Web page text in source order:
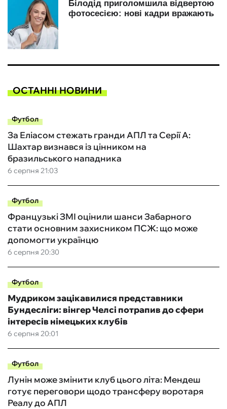
ОСТАННІ НОВИНИ
Футбол
6 серпня 21:03
За Еліасом стежать гранди АПЛ та Серії А:
Шахтар визнався із цінником на
бразильського нападника
Футбол
6 серпня 20:30
Французькі ЗМІ оцінили шанси Забарного
стати основним захисником ПСЖ: що може
допомогти українцю
Футбол
6 серпня 20:01
Мудриком зацікавилися представники
Бундесліги: вінгер Челсі потрапив до сфери
інтересів німецьких клубів
Футбол
Лунін може змінити клуб цього літа: Мендеш
готує переговори щодо трансферу воротаря
Реалу до АПЛ